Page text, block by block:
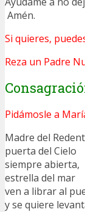
Amén.
Si quieres,
Reza un Padre
Pidámosle a
Madre del
puerta del Cielo
siempre abierta,
estrella del mar
ven a librar al
y se quiere